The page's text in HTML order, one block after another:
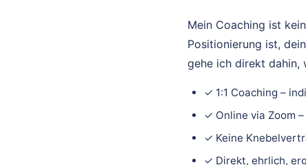
Mein Coaching ist
Positionierung ist,
gehe ich direkt dahin,
✓ 1:1 Coaching –
✓ Online via Zoom
✓ Keine
✓ Direkt, ehrlich,